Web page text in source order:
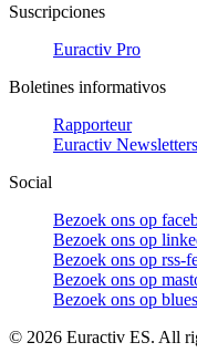
Suscripciones
Euractiv Pro
Boletines informativos
Rapporteur
Euractiv Newsletters
Social
Bezoek ons op
Bezoek ons op
Bezoek ons op rss-
Bezoek ons op
Bezoek ons op
© 2026 Euractiv ES. All